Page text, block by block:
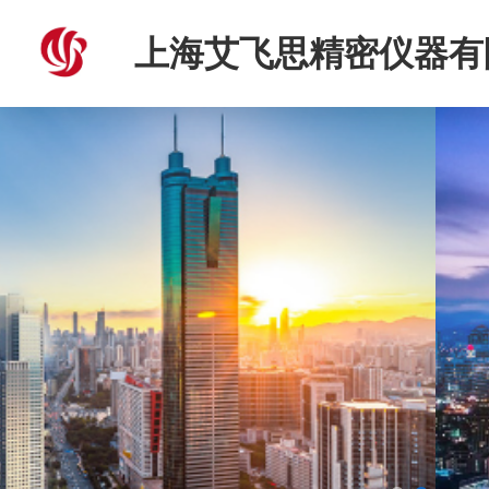
上海艾飞思精密仪器